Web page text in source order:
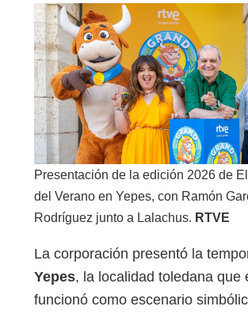
Presentación de la edición 2026 de
del Verano en Yepes, con Ramón
Rodríguez junto a Lalachus. RTVE
La corporación presentó la
Yepes, la localidad toledana que
funcionó como escenario